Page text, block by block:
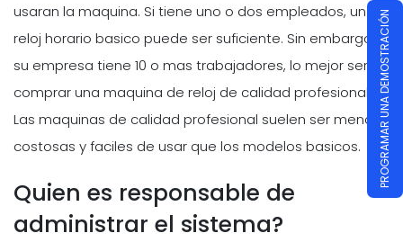
usaran la maquina. Si tiene uno o dos empleados, un
reloj horario basico puede ser suficiente. Sin embargo, si
su empresa tiene 10 o mas trabajadores, lo mejor seria
comprar una maquina de reloj de calidad profesional.
Las maquinas de calidad profesional suelen ser menos
costosas y faciles de usar que los modelos basicos.
Quien es responsable de
administrar el sistema?
PROGRAMAR UNA DEMOSTRACIÓN